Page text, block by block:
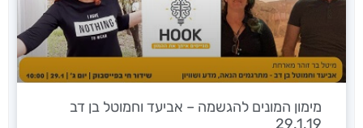
מימון המונים להגשמה – אביעד וחמוטל בן דב
29.1.19